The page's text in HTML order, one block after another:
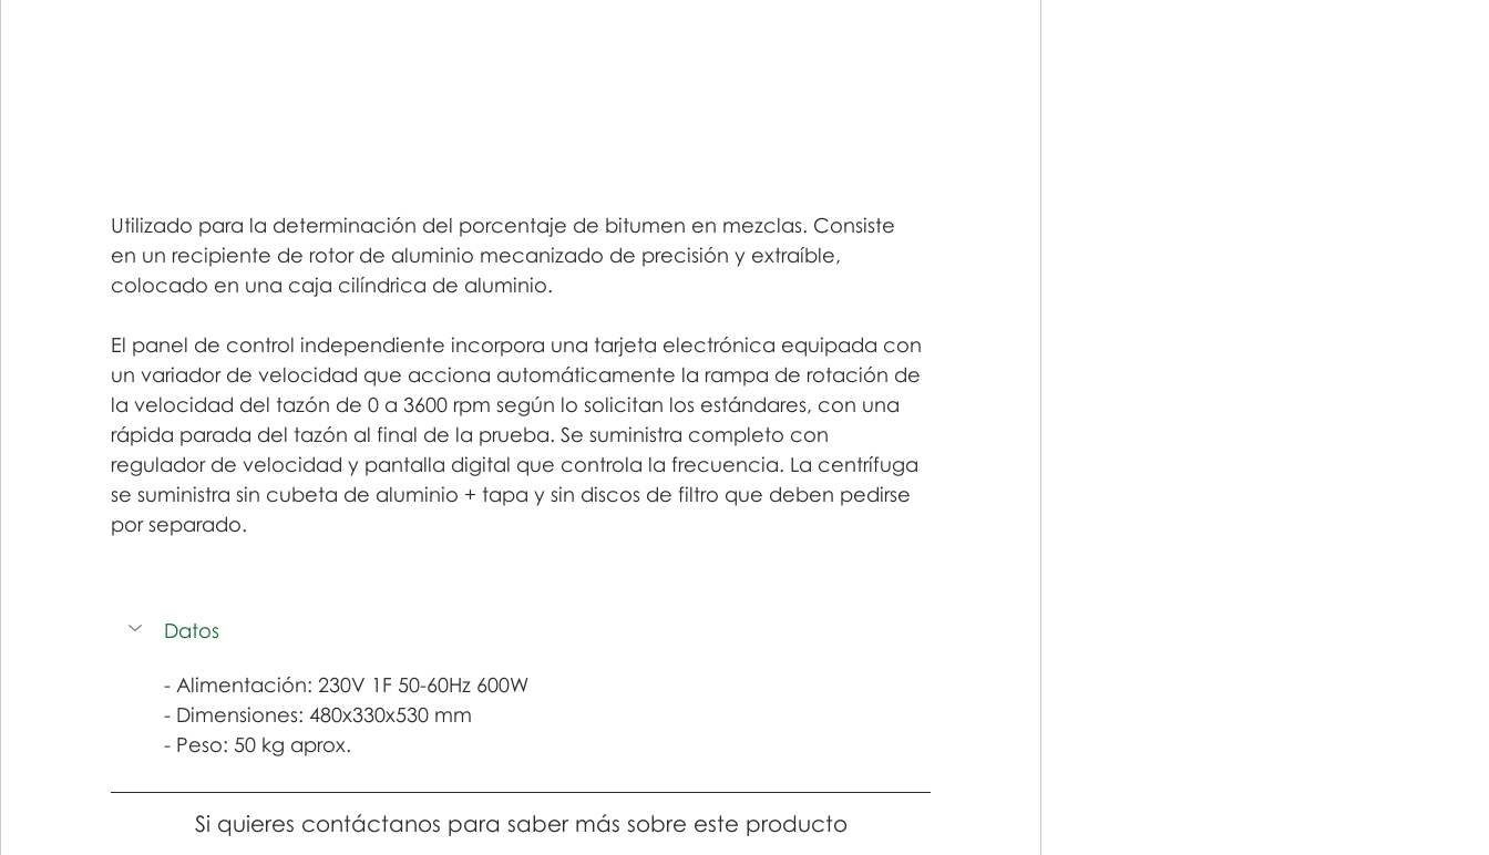
Utilizado para la determinación del porcentaje de bitumen en mezclas. Consiste
en un recipiente de rotor de aluminio mecanizado de precisión y extraíble,
colocado en una caja cilíndrica de aluminio.
El panel de control independiente incorpora una tarjeta electrónica equipada con
un variador de velocidad que acciona automáticamente la rampa de rotación de
la velocidad del tazón de 0 a 3600 rpm según lo solicitan los estándares, con una
rápida parada del tazón al final de la prueba. Se suministra completo con
regulador de velocidad y pantalla digital que controla la frecuencia. La centrífuga
se suministra sin cubeta de aluminio + tapa y sin discos de filtro que deben pedirse
por separado.
Datos
- Alimentación: 230V 1F 50-60Hz 600W
- Dimensiones: 480x330x530 mm
- Peso: 50 kg aprox.
Si quieres contáctanos para saber más sobre este producto